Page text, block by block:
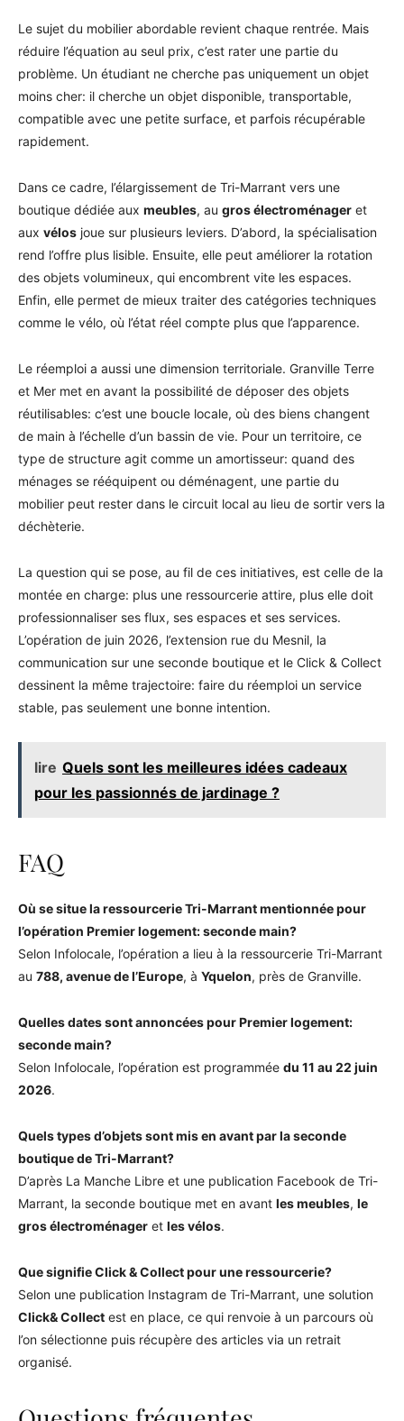
Le sujet du mobilier abordable revient chaque rentrée. Mais
réduire l’équation au seul prix, c’est rater une partie du
problème. Un étudiant ne cherche pas uniquement un objet
moins cher: il cherche un objet disponible, transportable,
compatible avec une petite surface, et parfois récupérable
rapidement.
Dans ce cadre, l’élargissement de Tri-Marrant vers une
boutique dédiée aux meubles, au gros électroménager et
aux vélos joue sur plusieurs leviers. D’abord, la spécialisation
rend l’offre plus lisible. Ensuite, elle peut améliorer la rotation
des objets volumineux, qui encombrent vite les espaces.
Enfin, elle permet de mieux traiter des catégories techniques
comme le vélo, où l’état réel compte plus que l’apparence.
Le réemploi a aussi une dimension territoriale. Granville Terre
et Mer met en avant la possibilité de déposer des objets
réutilisables: c’est une boucle locale, où des biens changent
de main à l’échelle d’un bassin de vie. Pour un territoire, ce
type de structure agit comme un amortisseur: quand des
ménages se rééquipent ou déménagent, une partie du
mobilier peut rester dans le circuit local au lieu de sortir vers la
déchèterie.
La question qui se pose, au fil de ces initiatives, est celle de la
montée en charge: plus une ressourcerie attire, plus elle doit
professionnaliser ses flux, ses espaces et ses services.
L’opération de juin 2026, l’extension rue du Mesnil, la
communication sur une seconde boutique et le Click & Collect
dessinent la même trajectoire: faire du réemploi un service
stable, pas seulement une bonne intention.
lire Quels sont les meilleures idées cadeaux
pour les passionnés de jardinage ?
FAQ
Où se situe la ressourcerie Tri-Marrant mentionnée pour
l’opération Premier logement: seconde main?
Selon Infolocale, l’opération a lieu à la ressourcerie Tri-Marrant
au 788, avenue de l’Europe, à Yquelon, près de Granville.
Quelles dates sont annoncées pour Premier logement:
seconde main?
Selon Infolocale, l’opération est programmée du 11 au 22 juin
2026.
Quels types d’objets sont mis en avant par la seconde
boutique de Tri-Marrant?
D’après La Manche Libre et une publication Facebook de Tri-
Marrant, la seconde boutique met en avant les meubles, le
gros électroménager et les vélos.
Que signifie Click & Collect pour une ressourcerie?
Selon une publication Instagram de Tri-Marrant, une solution
Click& Collect est en place, ce qui renvoie à un parcours où
l’on sélectionne puis récupère des articles via un retrait
organisé.